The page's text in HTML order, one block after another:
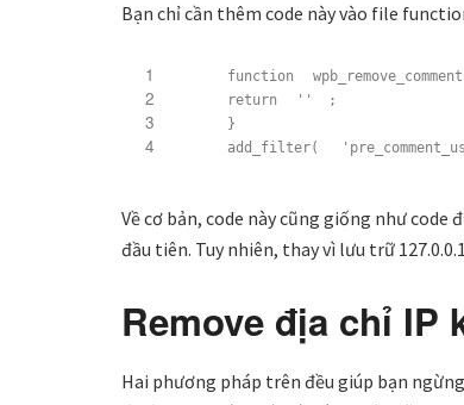
Bạn chỉ cần thêm code này vào file
1
2
3
4
function
return
''
;
}
add_filter(
Về cơ bản, code này cũng giống như
đầu tiên. Tuy nhiên, thay vì lưu trữ
Remove địa chỉ IP
Hai phương pháp trên đều giúp bạn